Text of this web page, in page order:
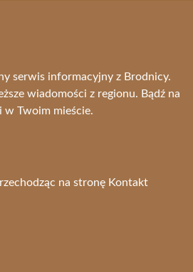
serwis informacyjny z Brodnicy.
wiadomości z regionu. Bądź na
w Twoim mieście.
na stronę Kontakt